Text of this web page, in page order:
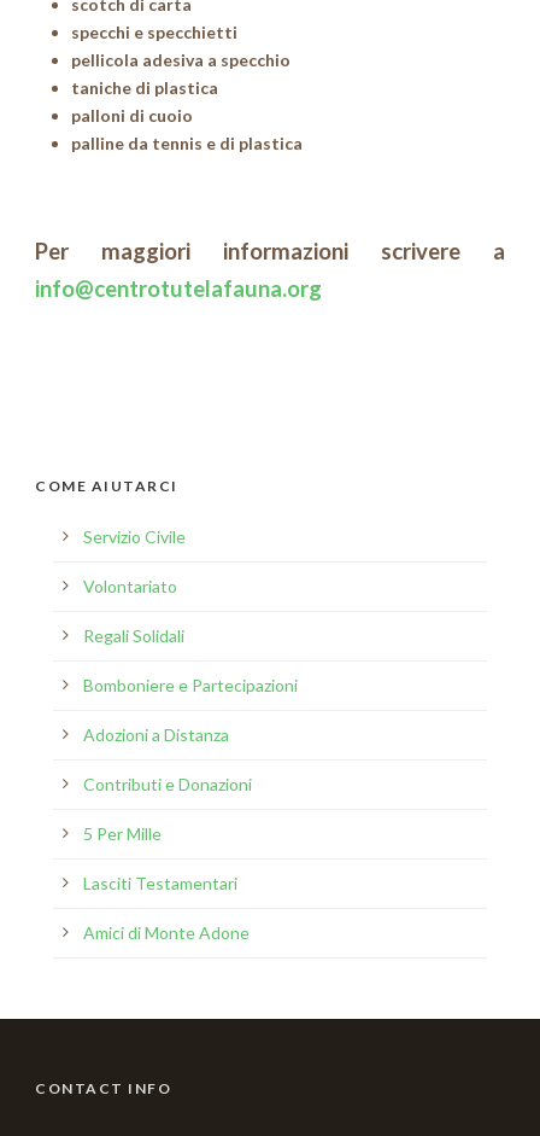
scotch di carta
specchi e specchietti
pellicola adesiva a specchio
taniche di plastica
palloni di cuoio
palline da tennis e di plastica
Per maggiori informazioni scrivere a
info@centrotutelafauna.org
COME AIUTARCI
Servizio Civile
Volontariato
Regali Solidali
Bomboniere e Partecipazioni
Adozioni a Distanza
Contributi e Donazioni
5 Per Mille
Lasciti Testamentari
Amici di Monte Adone
CONTACT INFO